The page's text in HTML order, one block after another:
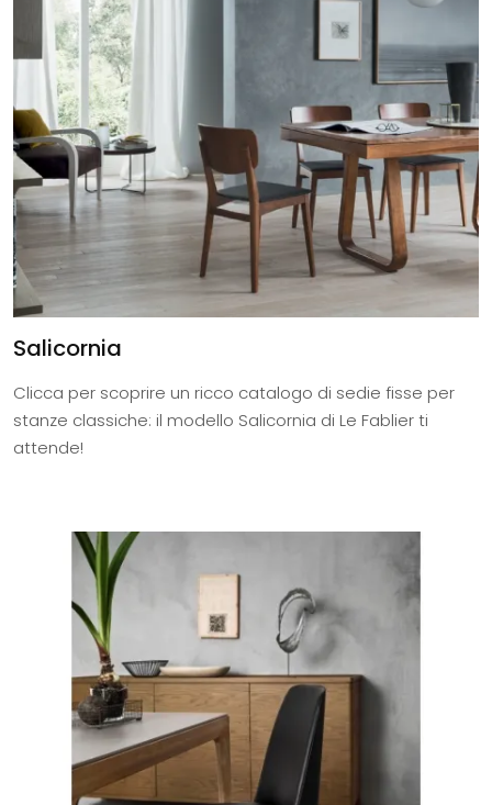
Salicornia
Clicca per scoprire un ricco catalogo di sedie fisse per
stanze classiche: il modello Salicornia di Le Fablier ti
attende!